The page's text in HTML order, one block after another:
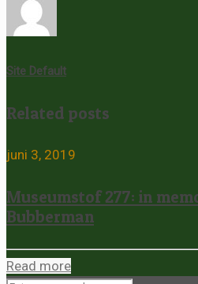
Site Default
Related posts
juni 3, 2019
Museumstof 277: in
Bubberman
Read more